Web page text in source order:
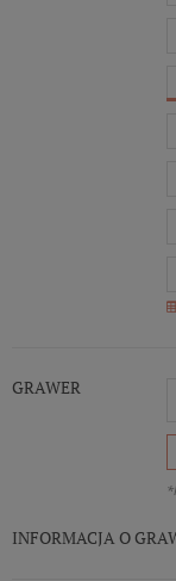
GRAWER
INFORMACJA O